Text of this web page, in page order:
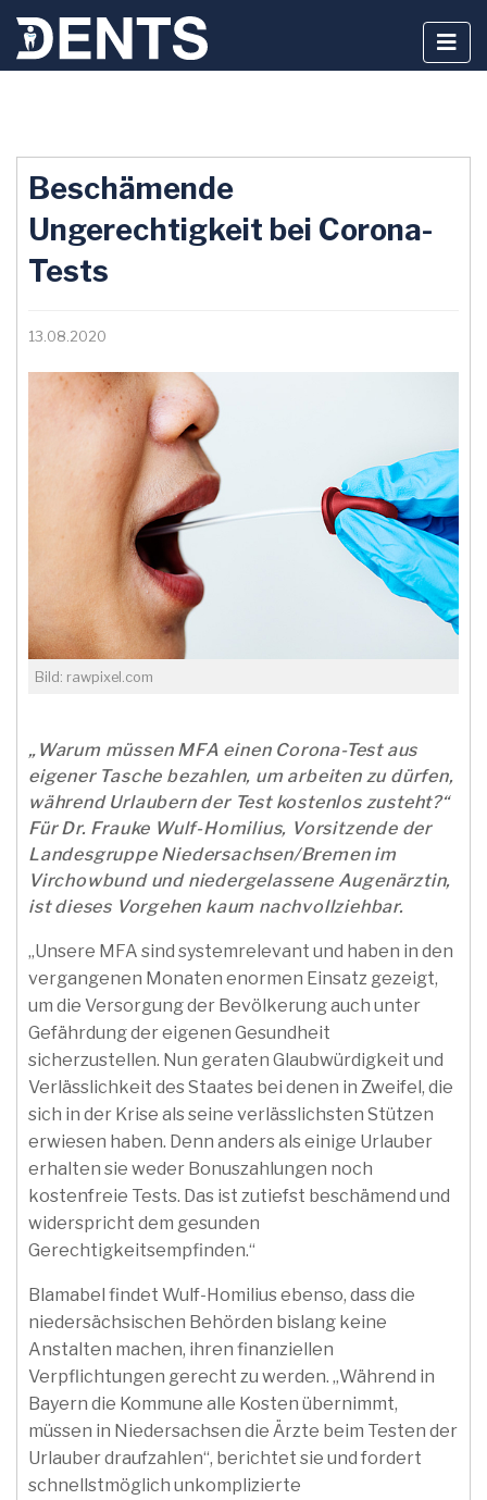
springen
Beschämende
Ungerechtigkeit bei Corona-
Tests
13.08.2020
Bild: rawpixel.com
„Warum müssen MFA einen Corona-Test aus
eigener Tasche bezahlen, um arbeiten zu dürfen,
während Urlaubern der Test kostenlos zusteht?“
Für Dr. Frauke Wulf-Homilius, Vorsitzende der
Landesgruppe Niedersachsen/Bremen im
Virchowbund und niedergelassene Augenärztin,
ist dieses Vorgehen kaum nachvollziehbar.
„Unsere MFA sind systemrelevant und haben in den
vergangenen Monaten enormen Einsatz gezeigt,
um die Versorgung der Bevölkerung auch unter
Gefährdung der eigenen Gesundheit
sicherzustellen. Nun geraten Glaubwürdigkeit und
Verlässlichkeit des Staates bei denen in Zweifel, die
sich in der Krise als seine verlässlichsten Stützen
erwiesen haben. Denn anders als einige Urlauber
erhalten sie weder Bonuszahlungen noch
kostenfreie Tests. Das ist zutiefst beschämend und
widerspricht dem gesunden
Gerechtigkeitsempfinden.“
Blamabel findet Wulf-Homilius ebenso, dass die
niedersächsischen Behörden bislang keine
Anstalten machen, ihren finanziellen
Verpflichtungen gerecht zu werden. „Während in
Bayern die Kommune alle Kosten übernimmt,
müssen in Niedersachsen die Ärzte beim Testen der
Urlauber draufzahlen“, berichtet sie und fordert
schnellstmöglich unkomplizierte